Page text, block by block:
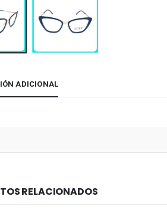
ADICIONAL
RELACIONADOS